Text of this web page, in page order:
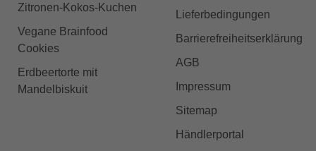
Zitronen-Kokos-Kuchen
Vegane Brainfood
Cookies
Erdbeertorte mit
Mandelbiskuit
Lieferbedingungen
Barrierefreiheitserklärung
AGB
Impressum
Sitemap
Händlerportal